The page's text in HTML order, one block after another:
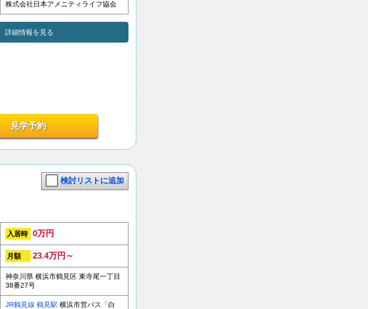
株式会社日本アメニティライフ協会
詳細情報を見る
見学予約
検討リストに追加
入居時 0万円
月額 23.4万円～
神奈川県 横浜市鶴見区 東寺尾一丁目
38番27号
JR鶴見線 鶴見駅 横浜市営バス「白